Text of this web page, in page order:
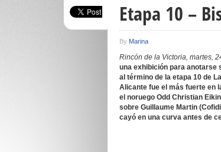
Etapa 10 –
By Marina
Rincón de la Victoria, martes,
una exhibición para anotarse
al término de la etapa 10 de
Alicante fue el más fuerte en
el noruego Odd Christian
sobre Guillaume Martin
cayó en una curva antes de